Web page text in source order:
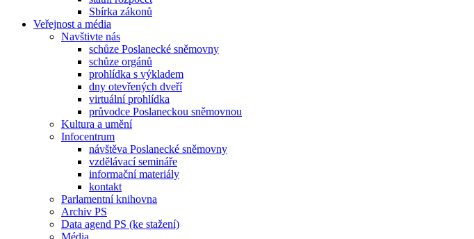
Sbírka zákonů
Veřejnost a média
Navštivte nás
schůze Poslanecké sněmovny
schůze orgánů
prohlídka s výkladem
dny otevřených dveří
virtuální prohlídka
průvodce Poslaneckou sněmovnou
Kultura a umění
Infocentrum
návštěva Poslanecké sněmovny
vzdělávací semináře
informační materiály
kontakt
Parlamentní knihovna
Archiv PS
Data agend PS (ke stažení)
Média